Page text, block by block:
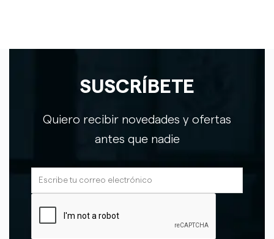
SUSCRÍBETE
Quiero recibir novedades y ofertas
antes que nadie